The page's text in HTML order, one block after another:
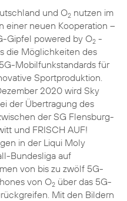
und O2nutzen im
einer neuen Kooperation –
Gipfel powered by O2-
die Möglichkeiten des
Mobilfunkstandards für
Sportproduktion.
2020 wird Sky
der Übertragung des
der SG Flensburg-
und FRISCH AUF!
in der Liqui Moly
Bundesliga auf
von bis zu zwölf 5G-
von O2über das 5G-
Mit den Bildern